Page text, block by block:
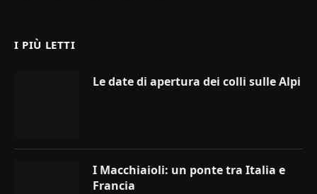
I PIÙ LETTI
Le date di apertura dei colli sulle Alpi
I Macchiaioli: un ponte tra Italia e
Francia